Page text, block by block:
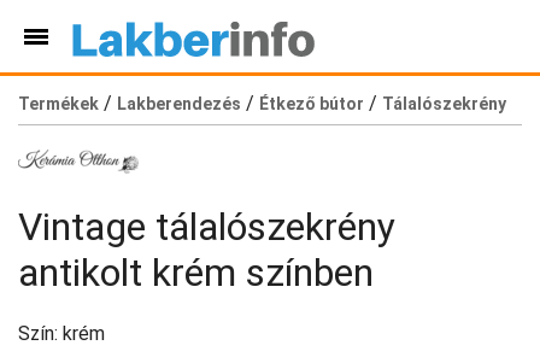
Termékek / Lakberendezés / Étkező bútor / Tálalószekrény
Vintage tálalószekrény
antikolt krém színben
Szín: krém